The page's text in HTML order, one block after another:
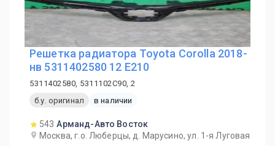
Решетка радиатора Toyota Corolla 2018-
нв 5311402580 12 E210
5311402580, 5311102C90, 2
б.у. оригинал
в наличии
543 Арманд-Авто Восток
Москва, г.о. Люберцы, д. Марусино, ул. 1-я Луговая